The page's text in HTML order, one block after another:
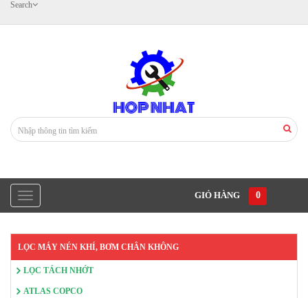
Search
GIỎ HÀNG 0
LỌC MÁY NÉN KHÍ, BƠM CHÂN KHÔNG
LỌC TÁCH NHỚT
ATLAS COPCO